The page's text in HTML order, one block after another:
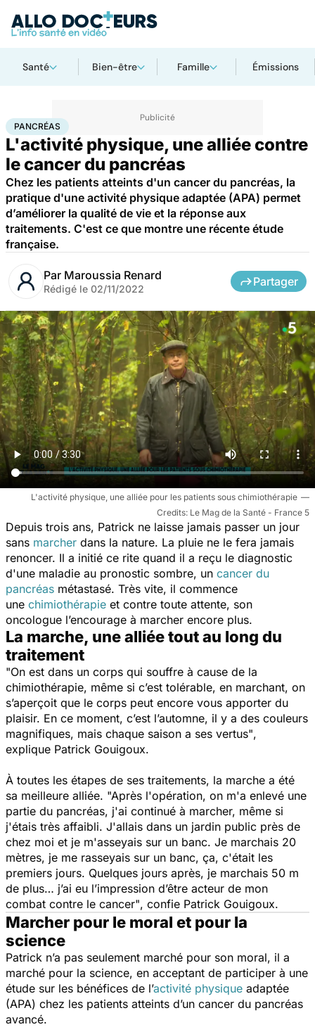
Santé Bien-être Famille Émissions
AccueilSanté Maladies Pancréas
PANCRÉAS
L'activité physique, une alliée contre
le cancer du pancréas
Chez les patients atteints d'un cancer du pancréas, la
pratique d'une activité physique adaptée (APA) permet
d’améliorer la qualité de vie et la réponse aux
traitements. C'est ce que montre une récente étude
française.
Par Maroussia Renard
Rédigé le 02/11/2022
Partager
L'activité physique, une alliée pour les patients sous chimiothérapie
Le Mag de la Santé - France 5
Depuis trois ans, Patrick ne laisse jamais passer un jour
sans marcher dans la nature. La pluie ne le fera jamais
renoncer. Il a initié ce rite quand il a reçu le diagnostic
d'une maladie au pronostic sombre, un cancer du
pancréas métastasé. Très vite, il commence
une chimiothérapie et contre toute attente, son
oncologue l’encourage à marcher encore plus.
La marche, une alliée tout au long du
traitement
"On est dans un corps qui souffre à cause de la
chimiothérapie, même si c’est tolérable, en marchant, on
s’aperçoit que le corps peut encore vous apporter du
plaisir. En ce moment, c’est l’automne, il y a des couleurs
magnifiques, mais chaque saison a ses vertus",
explique Patrick Gouigoux.
À toutes les étapes de ses traitements, la marche a été
sa meilleure alliée. "Après l'opération, on m'a enlevé une
partie du pancréas, j'ai continué à marcher, même si
j'étais très affaibli. J'allais dans un jardin public près de
chez moi et je m'asseyais sur un banc. Je marchais 20
mètres, je me rasseyais sur un banc, ça, c'était les
premiers jours. Quelques jours après, je marchais 50 m
de plus… j’ai eu l’impression d’être acteur de mon
combat contre le cancer", confie Patrick Gouigoux.
Marcher pour le moral et pour la
science
Patrick n’a pas seulement marché pour son moral, il a
marché pour la science, en acceptant de participer à une
étude sur les bénéfices de l’activité physique adaptée
(APA) chez les patients atteints d’un cancer du pancréas
avancé.